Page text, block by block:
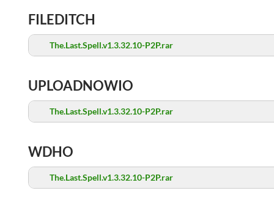
FILEDITCH
The.Last.Spell.v1.3.32.10-P2P.rar
UPLOADNOWIO
The.Last.Spell.v1.3.32.10-P2P.rar
WDHO
The.Last.Spell.v1.3.32.10-P2P.rar